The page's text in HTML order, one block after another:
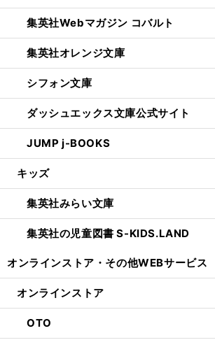
集英社Webマガジン コバルト
集英社オレンジ文庫
シフォン文庫
ダッシュエックス文庫公式サイト
JUMP j-BOOKS
キッズ
集英社みらい文庫
集英社の児童図書 S-KIDS.LAND
オンラインストア・ その他WEBサービス
オンラインストア
OTO